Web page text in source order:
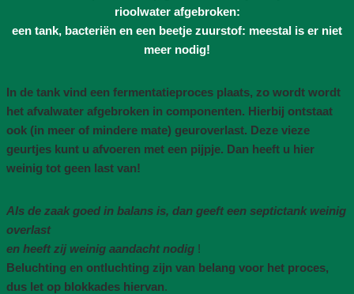
rioolwater afgebroken:
een tank, bacteriën en een beetje zuurstof: meestal is er niet
meer nodig!
In de tank vind een fermentatieproces plaats, zo wordt wordt
het afvalwater afgebroken in componenten. Hierbij ontstaat
ook (in meer of mindere mate) geuroverlast. Deze vieze
geurtjes kunt u afvoeren met een pijpje. Dan heeft u hier
weinig tot geen last van!
Als de zaak goed in balans is, dan geeft een septictank weinig
overlast
en heeft zij weinig aandacht nodig !
Beluchting en ontluchting zijn van belang voor het proces,
dus let op blokkades hiervan.